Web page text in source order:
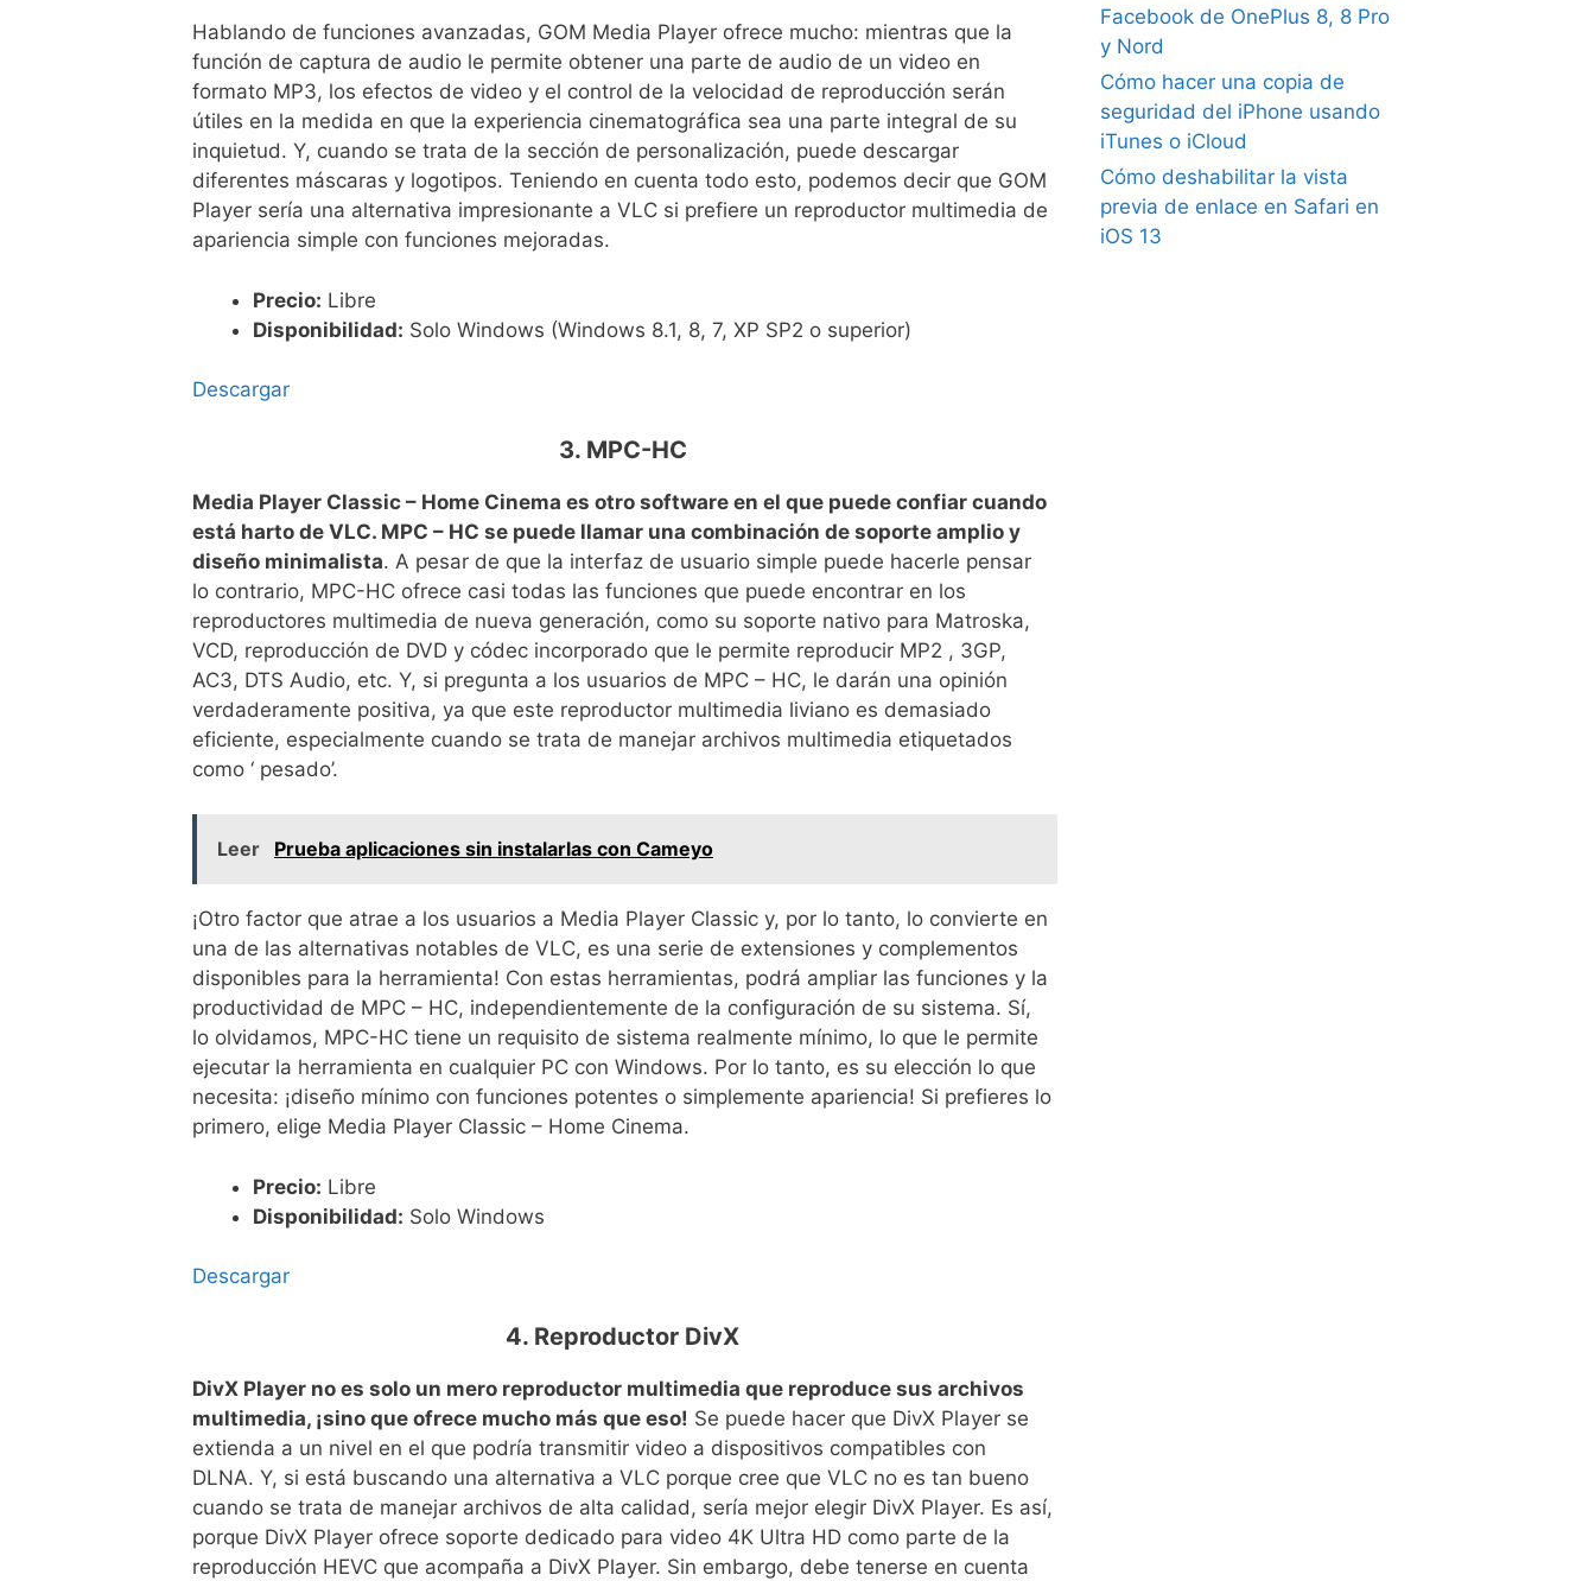
Hablando de funciones avanzadas, GOM Media Player ofrece mucho: mientras que la
función de captura de audio le permite obtener una parte de audio de un video en
formato MP3, los efectos de video y el control de la velocidad de reproducción serán
útiles en la medida en que la experiencia cinematográfica sea una parte integral de su
inquietud. Y, cuando se trata de la sección de personalización, puede descargar
diferentes máscaras y logotipos. Teniendo en cuenta todo esto, podemos decir que GOM
Player sería una alternativa impresionante a VLC si prefiere un reproductor multimedia de
apariencia simple con funciones mejoradas.
Precio: Libre
Disponibilidad: Solo Windows (Windows 8.1, 8, 7, XP SP2 o superior)
Descargar
3. MPC-HC
Media Player Classic – Home Cinema es otro software en el que puede confiar cuando
está harto de VLC. MPC – HC se puede llamar una combinación de soporte amplio y
diseño minimalista. A pesar de que la interfaz de usuario simple puede hacerle pensar
lo contrario, MPC-HC ofrece casi todas las funciones que puede encontrar en los
reproductores multimedia de nueva generación, como su soporte nativo para Matroska,
VCD, reproducción de DVD y códec incorporado que le permite reproducir MP2 , 3GP,
AC3, DTS Audio, etc. Y, si pregunta a los usuarios de MPC – HC, le darán una opinión
verdaderamente positiva, ya que este reproductor multimedia liviano es demasiado
eficiente, especialmente cuando se trata de manejar archivos multimedia etiquetados
como ‘ pesado’.
Leer Prueba aplicaciones sin instalarlas con Cameyo
¡Otro factor que atrae a los usuarios a Media Player Classic y, por lo tanto, lo convierte en
una de las alternativas notables de VLC, es una serie de extensiones y complementos
disponibles para la herramienta! Con estas herramientas, podrá ampliar las funciones y la
productividad de MPC – HC, independientemente de la configuración de su sistema. Sí,
lo olvidamos, MPC-HC tiene un requisito de sistema realmente mínimo, lo que le permite
ejecutar la herramienta en cualquier PC con Windows. Por lo tanto, es su elección lo que
necesita: ¡diseño mínimo con funciones potentes o simplemente apariencia! Si prefieres lo
primero, elige Media Player Classic – Home Cinema.
Precio: Libre
Disponibilidad: Solo Windows
Descargar
4. Reproductor DivX
DivX Player no es solo un mero reproductor multimedia que reproduce sus archivos
multimedia, ¡sino que ofrece mucho más que eso! Se puede hacer que DivX Player se
extienda a un nivel en el que podría transmitir video a dispositivos compatibles con
DLNA. Y, si está buscando una alternativa a VLC porque cree que VLC no es tan bueno
cuando se trata de manejar archivos de alta calidad, sería mejor elegir DivX Player. Es así,
porque DivX Player ofrece soporte dedicado para video 4K Ultra HD como parte de la
reproducción HEVC que acompaña a DivX Player. Sin embargo, debe tenerse en cuenta
Facebook de OnePlus 8, 8 Pro
y Nord
Cómo hacer una copia de
seguridad del iPhone usando
iTunes o iCloud
Cómo deshabilitar la vista
previa de enlace en Safari en
iOS 13